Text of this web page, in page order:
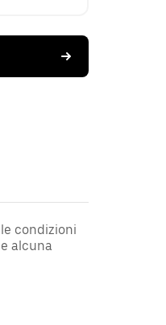
condizioni
alcuna